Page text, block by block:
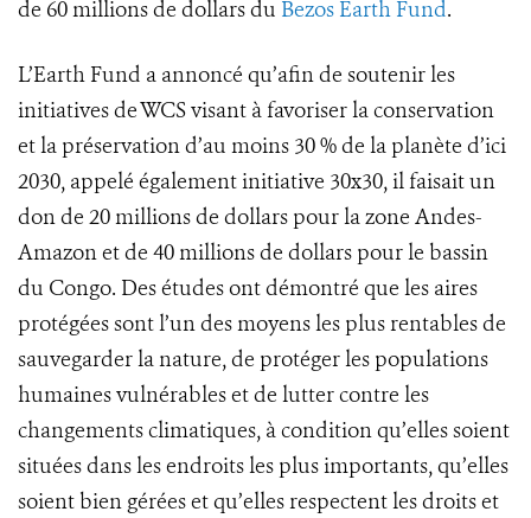
de 60 millions de dollars du Bezos Earth Fund.
L’Earth Fund a annoncé qu’afin de soutenir les
initiatives de WCS visant à favoriser la conservation
et la préservation d’au moins 30 % de la planète d’ici
2030, appelé également initiative 30x30, il faisait un
don de 20 millions de dollars pour la zone Andes-
Amazon et de 40 millions de dollars pour le bassin
du Congo. Des études ont démontré que les aires
protégées sont l’un des moyens les plus rentables de
sauvegarder la nature, de protéger les populations
humaines vulnérables et de lutter contre les
changements climatiques, à condition qu’elles soient
situées dans les endroits les plus importants, qu’elles
soient bien gérées et qu’elles respectent les droits et